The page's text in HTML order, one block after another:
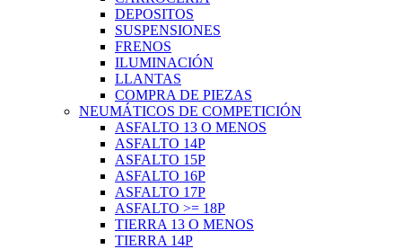
DEPOSITOS
SUSPENSIONES
FRENOS
ILUMINACIÓN
LLANTAS
COMPRA DE PIEZAS
NEUMÁTICOS DE COMPETICIÓN
ASFALTO 13 O MENOS
ASFALTO 14P
ASFALTO 15P
ASFALTO 16P
ASFALTO 17P
ASFALTO >= 18P
TIERRA 13 O MENOS
TIERRA 14P